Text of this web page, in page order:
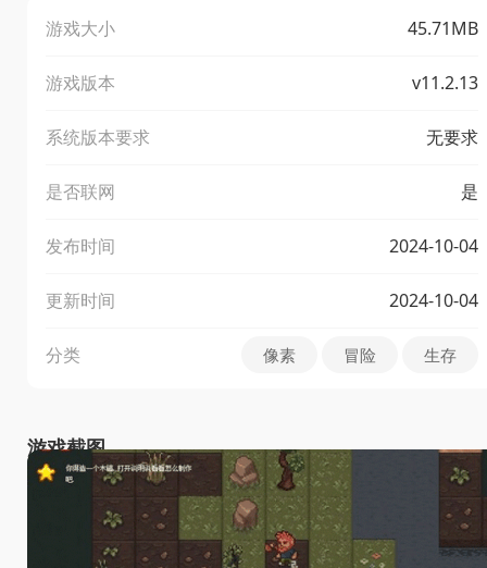
游戏大小 45.71MB
游戏版本 v11.2.13
系统版本要求 无要求
是否联网 是
发布时间 2024-10-04
更新时间 2024-10-04
分类 像素 冒险 生存
游戏截图